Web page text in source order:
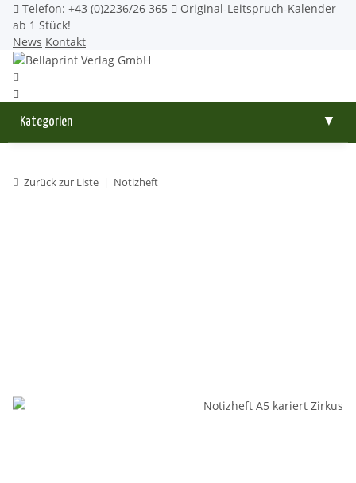
Telefon: +43 (0)2236/26 365
Original-Leitspruch-Kalender
ab 1 Stück!
News Kontakt
Kategorien ▼
Zurück zur Liste Notizheft